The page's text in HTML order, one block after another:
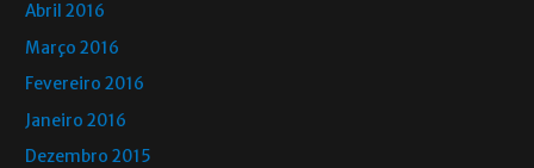
Abril 2016
Março 2016
Fevereiro 2016
Janeiro 2016
Dezembro 2015